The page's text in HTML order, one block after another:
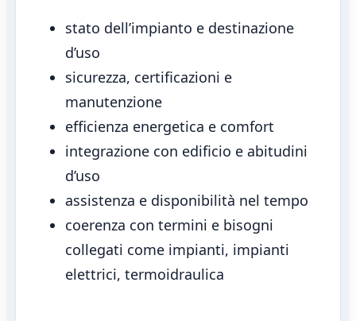
stato dell’impianto e destinazione
d’uso
sicurezza, certificazioni e
manutenzione
efficienza energetica e comfort
integrazione con edificio e abitudini
d’uso
assistenza e disponibilità nel tempo
coerenza con termini e bisogni
collegati come impianti, impianti
elettrici, termoidraulica